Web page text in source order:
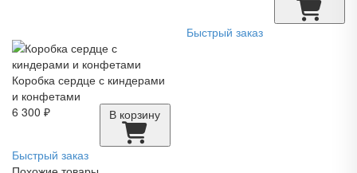
Быстрый заказ
Коробка сердце с киндерами
и конфетами
6 300 ₽
В корзину
Быстрый заказ